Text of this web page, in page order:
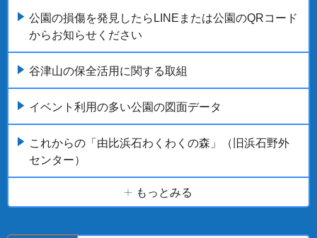
公園の損傷を発見したらLINEまたは公園のQRコード
からお知らせください
谷津山の保全活用に関する取組
イベント利用の多い公園の図面データ
これからの「由比浜石わくわくの森」（旧浜石野外
センター）
もっとみる